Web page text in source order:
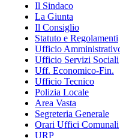
Il Sindaco
La Giunta
Il Consiglio
Statuto e Regolamenti
Ufficio
Ufficio Servizi Sociali
Uff. Economico-Fin.
Ufficio Tecnico
Polizia Locale
Area Vasta
Segreteria Generale
Orari Uffici Comunali
URP